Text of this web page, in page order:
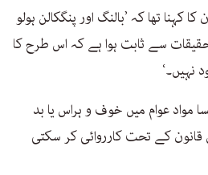
کہنا تھا کہ ’بالنگ اور پنگکالن ہولو
سے ثابت ہوا ہے کہ اس طرح کا
نہیں۔‘
مواد عوام میں خوف و ہراس یا بد
قانون کے تحت کارروائی کر سکتی